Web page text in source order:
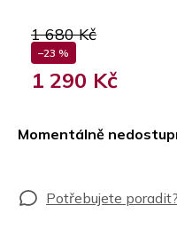
1 680 Kč
–23 %
1 290 Kč
Momentálně